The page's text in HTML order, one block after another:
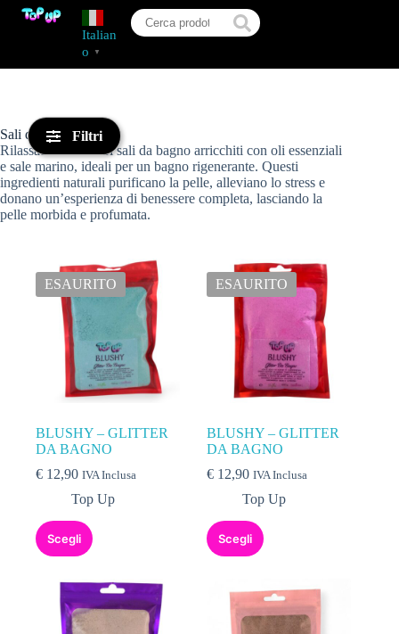
Italian
o
▼
Sali da Bagno
Rilassati con i nostri sali da bagno arricchiti con oli essenziali
e sale marino, ideali per un bagno rigenerante. Questi
ingredienti naturali purificano la pelle, alleviano lo stress e
donano un’esperienza di benessere completa, lasciando la
pelle morbida e profumata.
ESAURITO
BLUSHY – GLITTER
DA BAGNO
€ 12,90 IVA Inclusa
Top Up
Scegli
ESAURITO
BLUSHY – GLITTER
DA BAGNO
€ 12,90 IVA Inclusa
Top Up
Scegli
Filtri